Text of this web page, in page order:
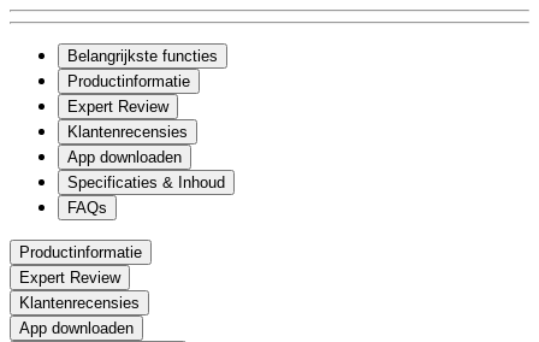
Belangrijkste functies
Productinformatie
Expert Review
Klantenrecensies
App downloaden
Specificaties & Inhoud
FAQs
Productinformatie
Expert Review
Klantenrecensies
App downloaden